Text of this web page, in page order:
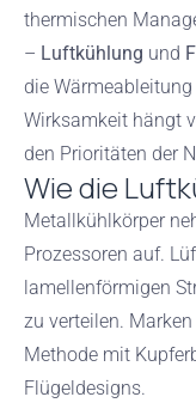
thermischen
– Luftkühlung und
die
Wirksamkeit hängt
den Prioritäten der
Wie die
Metallkühlkörper
Prozessoren auf.
lamellenförmigen
zu verteilen.
Methode mit
Flügeldesigns.